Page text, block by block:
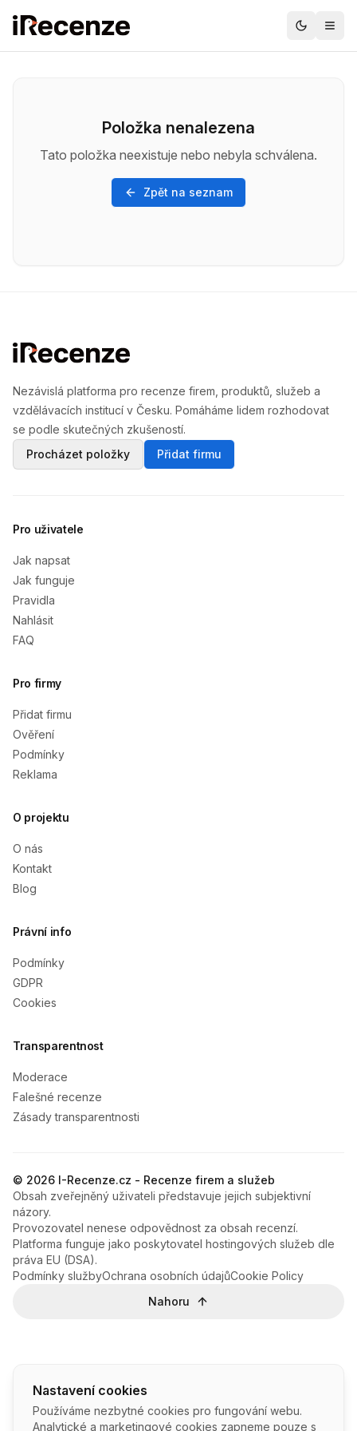
Položka nenalezena
Tato položka neexistuje nebo nebyla schválena.
Zpět na seznam
Nastavení cookies
Používáme nezbytné cookies pro fungování webu.
Analytické a marketingové cookies zapneme pouze s
Nezávislá platforma pro recenze firem, produktů, služeb a
vzdělávacích institucí v Česku. Pomáháme lidem rozhodovat
se podle skutečných zkušeností.
Procházet položky
Přidat firmu
Pro uživatele
Jak napsat
Jak funguje
Pravidla
Nahlásit
FAQ
Pro firmy
Přidat firmu
Ověření
Podmínky
Reklama
O projektu
O nás
Kontakt
Blog
Právní info
Podmínky
GDPR
Cookies
Transparentnost
Moderace
Falešné recenze
Zásady transparentnosti
© 2026 I-Recenze.cz - Recenze firem a služeb
Obsah zveřejněný uživateli představuje jejich subjektivní
názory.
Provozovatel nenese odpovědnost za obsah recenzí.
Platforma funguje jako poskytovatel hostingových služeb dle
práva EU (DSA).
Podmínky službyOchrana osobních údajůCookie Policy
Nahoru